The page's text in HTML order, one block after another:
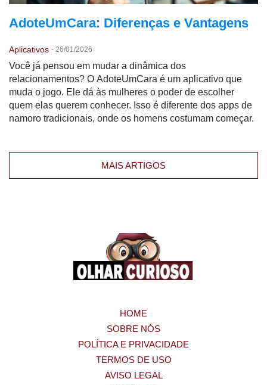
AdoteUmCara: Diferenças e Vantagens
Aplicativos - 26/01/2026
Você já pensou em mudar a dinâmica dos
relacionamentos? O AdoteUmCara é um aplicativo que
muda o jogo. Ele dá às mulheres o poder de escolher
quem elas querem conhecer. Isso é diferente dos apps de
namoro tradicionais, onde os homens costumam começar.
MAIS ARTIGOS
HOME
SOBRE NÓS
POLÍTICA E PRIVACIDADE
TERMOS DE USO
AVISO LEGAL